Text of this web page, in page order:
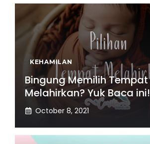
KEHAMILAN
Bingung Memilih Tempat
Melahirkan? Yuk Baca ini!
October 8, 2021